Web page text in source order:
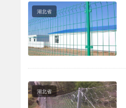
湖北省
湖北省